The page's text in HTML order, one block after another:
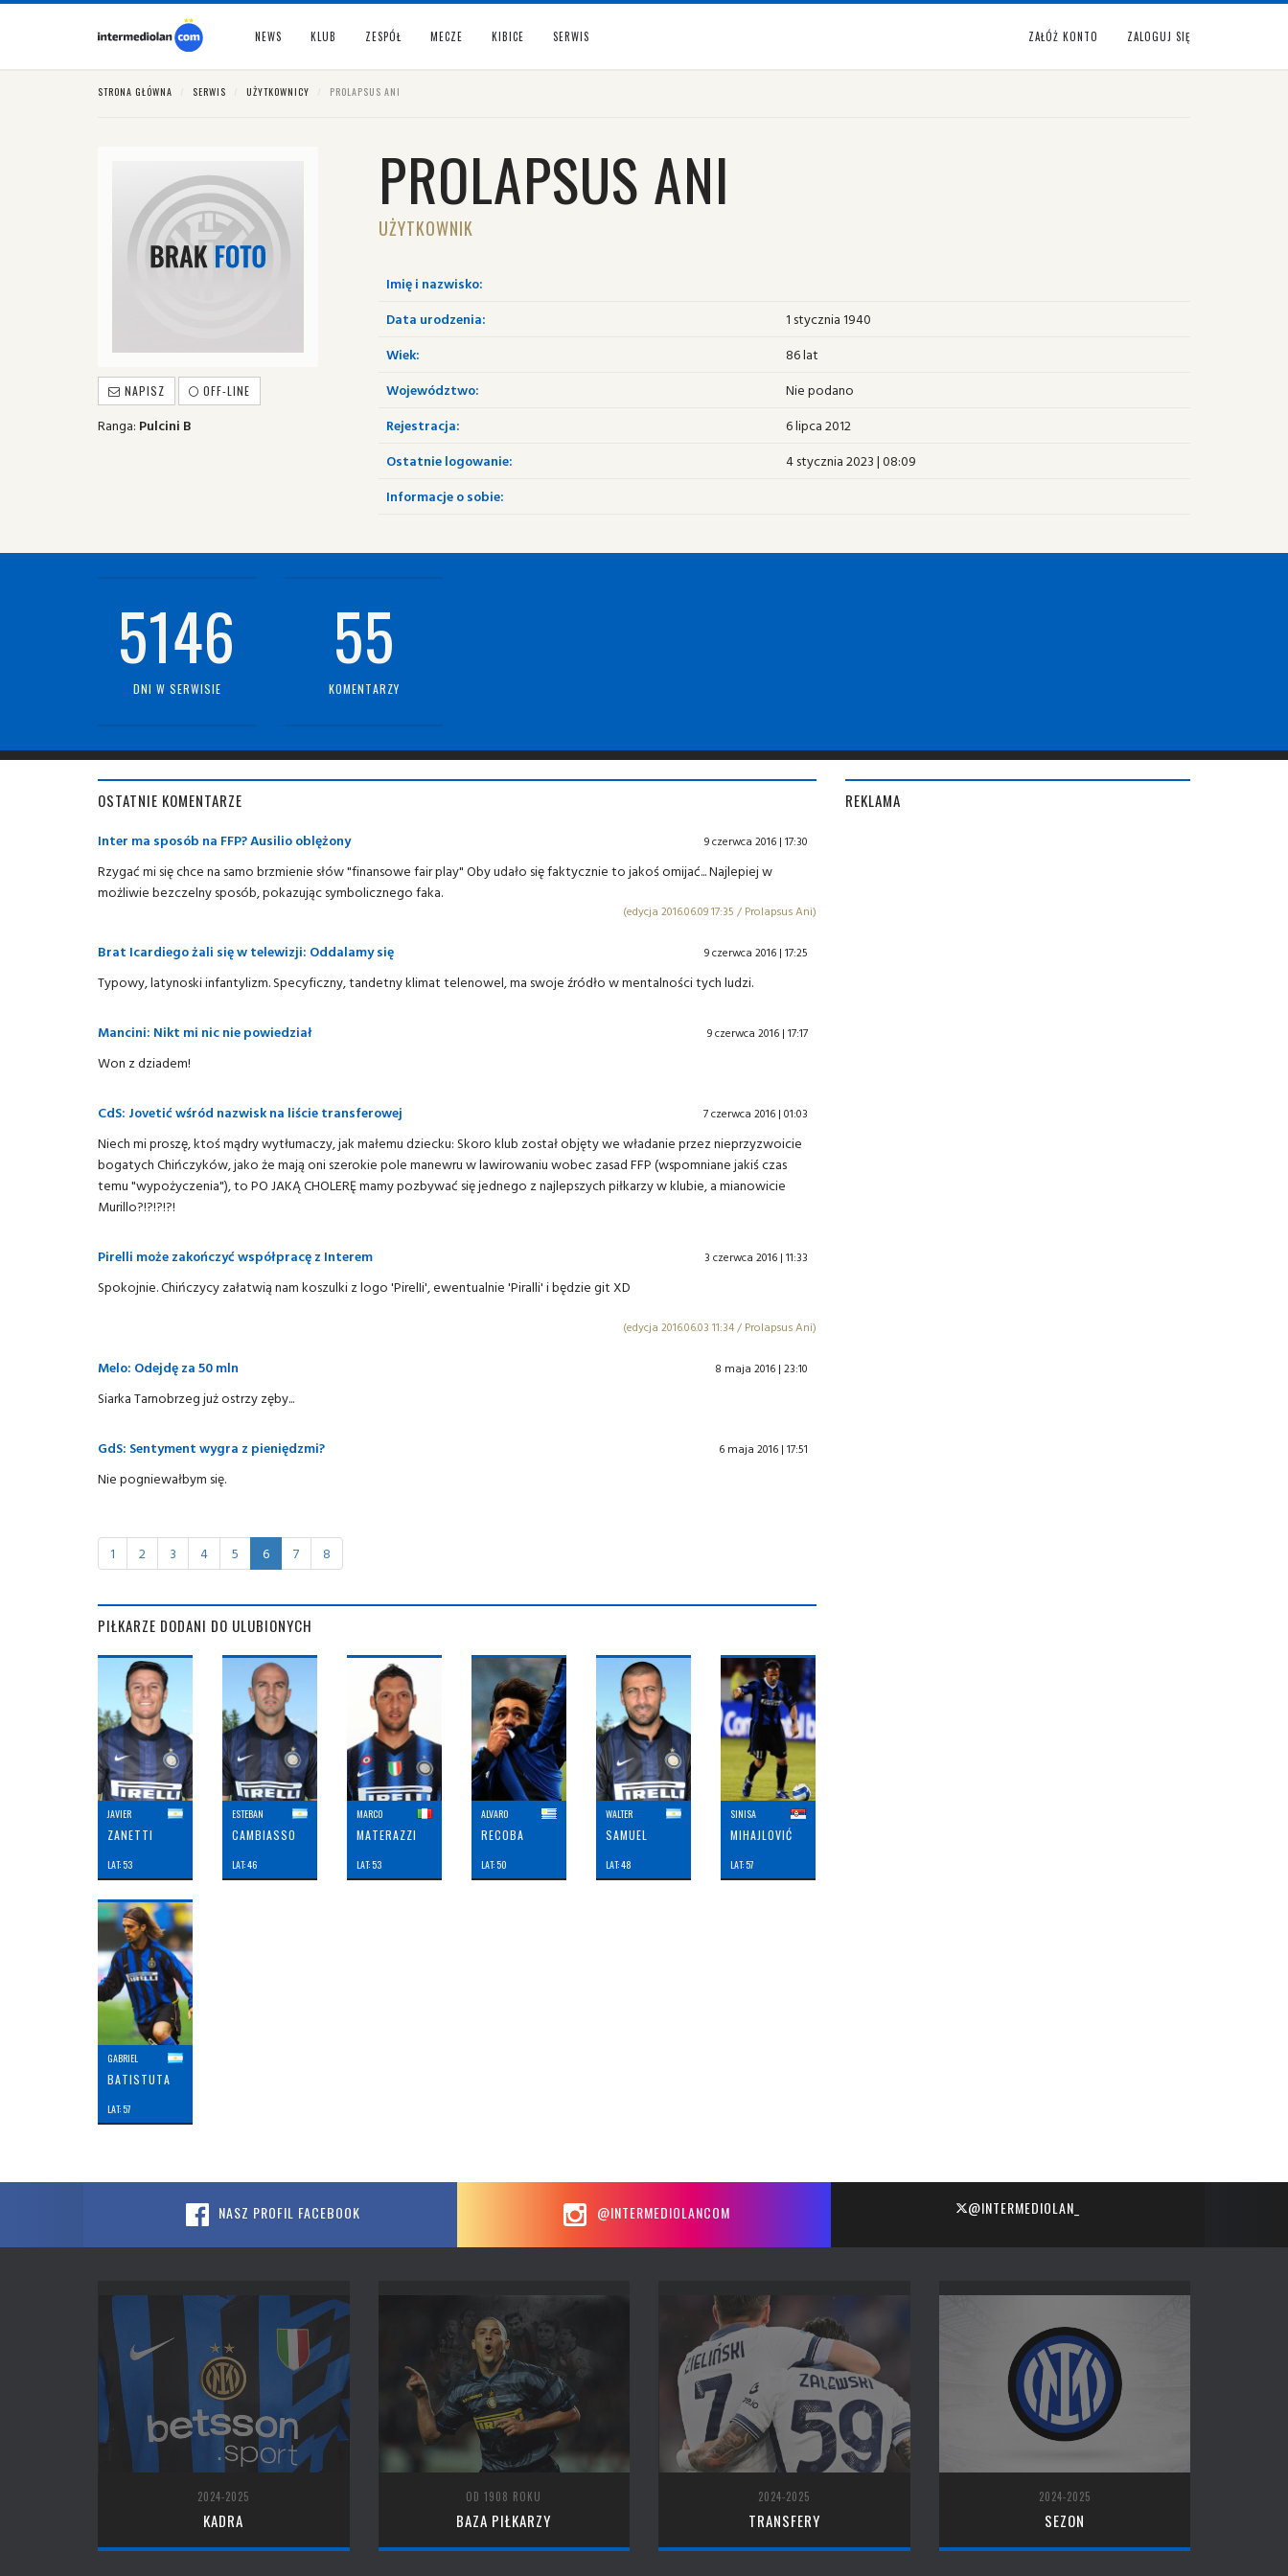
NEWS KLUB ZESPÓŁ MECZE KIBICE SERWIS ZAŁÓŻ KONTO ZALOGUJ SIĘ
STRONA GŁÓWNA SERWIS UŻYTKOWNICY PROLAPSUS ANI
NAPISZ OFF-LINE
Ranga: Pulcini B
PROLAPSUS ANI
UŻYTKOWNIK
Imię i nazwisko:
Data urodzenia:
1 stycznia 1940
Wiek:
86 lat
Województwo:
Nie podano
Rejestracja:
6 lipca 2012
Ostatnie logowanie:
4 stycznia 2023 | 08:09
Informacje o sobie:
5146
DNI W SERWISIE
55
KOMENTARZY
OSTATNIE KOMENTARZE
Inter ma sposób na FFP? Ausilio oblężony 9 czerwca 2016 | 17:30
Rzygać mi się chce na samo brzmienie słów "finansowe fair play" Oby udało się faktycznie to jakoś omijać... Najlepiej w
możliwie bezczelny sposób, pokazując symbolicznego faka.
(edycja 2016.06.09 17:35 / Prolapsus Ani)
Brat Icardiego żali się w telewizji: Oddalamy się 9 czerwca 2016 | 17:25
Typowy, latynoski infantylizm. Specyficzny, tandetny klimat telenowel, ma swoje źródło w mentalności tych ludzi.
Mancini: Nikt mi nic nie powiedział 9 czerwca 2016 | 17:17
Won z dziadem!
CdS: Jovetić wśród nazwisk na liście transferowej 7 czerwca 2016 | 01:03
Niech mi proszę, ktoś mądry wytłumaczy, jak małemu dziecku: Skoro klub został objęty we władanie przez nieprzyzwoicie
bogatych Chińczyków, jako że mają oni szerokie pole manewru w lawirowaniu wobec zasad FFP (wspomniane jakiś czas
temu "wypożyczenia"), to PO JAKĄ CHOLERĘ mamy pozbywać się jednego z najlepszych piłkarzy w klubie, a mianowicie
Murillo?!?!?!?!
Pirelli może zakończyć współpracę z Interem 3 czerwca 2016 | 11:33
Spokojnie. Chińczycy załatwią nam koszulki z logo 'PirelIi', ewentualnie 'Piralli' i będzie git XD
(edycja 2016.06.03 11:34 / Prolapsus Ani)
Melo: Odejdę za 50 mln 8 maja 2016 | 23:10
Siarka Tarnobrzeg już ostrzy zęby...
GdS: Sentyment wygra z pieniędzmi? 6 maja 2016 | 17:51
Nie pogniewałbym się.
1 2 3 4 5 6 7 8
PIŁKARZE DODANI DO ULUBIONYCH
JAVIER
ZANETTI
LAT: 53
ESTEBAN
CAMBIASSO
LAT: 46
MARCO
MATERAZZI
LAT: 53
ALVARO
RECOBA
LAT: 50
WALTER
SAMUEL
LAT: 48
SINISA
MIHAJLOVIĆ
LAT: 57
GABRIEL
BATISTUTA
LAT: 57
REKLAMA
NASZ PROFIL FACEBOOK @INTERMEDIOLANCOM @INTERMEDIOLAN_
2024-2025
KADRA
OD 1908 ROKU
BAZA PIŁKARZY
2024-2025
TRANSFERY
2024-2025
SEZON